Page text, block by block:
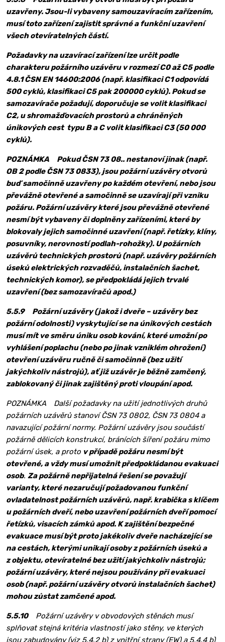
uzavřeny. Jsou-li vybaveny samouzavíracím zařízením,
musí toto zařízení zajistit správné a funkční uzavření
všech otevíratelných částí.
Požadavky na uzavírací zařízení lze určit podle
charakteru požárního uzávěru v rozmezí C0 až C5 podle
4.8.1 ČSN EN 14600:2006 (např. klasifikaci C1 odpovídá
500 cyklů, klasifikaci C5 pak 200000 cyklů). Pokud se
samozavírače požadují, doporučuje se volit klasifikaci
C2, u shromažďovacích prostorů a chráněných
únikových cest typu B a C volit klasifikaci C3 (50 000
cyklů).
POZNÁMKA Pokud ČSN 73 08.. nestanoví jinak (např.
OB 2 podle ČSN 73 0833), jsou požární uzávěry otvorů
buď samočinně uzavřeny po každém otevření, nebo jsou
převážně otevřené a samočinně se uzavírají při vzniku
požáru. Požární uzávěry které jsou převážně otevřené
nesmí být vybaveny či doplněny zařízeními, které by
blokovaly jejich samočinné uzavření (např. řetízky, klíny,
posuvníky, nerovností podlah-rohožky). U požárních
uzávěrů technických prostorů (např. uzávěry požárních
úseků elektrických rozvaděčů, instalačních šachet,
technických komor), se předpokládá jejich trvalé
uzavření (bez samozavíračů apod.)
5.5.9
Požární uzávěry (jakož i dveře – uzávěry bez
požární odolnosti) vyskytující se na únikových cestách
musí mít ve směru úniku osob kování, které umožní po
vyhlášení poplachu (nebo po jinak vzniklém ohrožení)
otevření uzávěru ručně či samočinně (bez užití
jakýchkoliv nástrojů), ať již uzávěr je běžně zamčený,
zablokovaný či jinak zajištěný proti vloupání apod.
POZNÁMKA Další požadavky na užití jednotlivých druhů
požárních uzávěrů stanoví ČSN 73 0802, ČSN 73 0804 a
navazující požární normy. Požární uzávěry jsou součástí
požárně dělicích konstrukcí, bránících šíření požáru mimo
požární úsek, a proto v případě požáru nesmí být
otevřené, a vždy musí umožnit předpokládanou evakuaci
osob. Za požárně nepřijatelná řešení se považují
varianty, které nezaručují požadovanou funkční
ovladatelnost požárních uzávěrů, např. krabička s klíčem
u požárních dveří, nebo uzavření požárních dveří po­mocí
řetízků, visacích zámků apod. K zajištění bezpečné
evakuace musí být proto jakékoliv dveře nacházející se
na cestách, kterými unikají osoby z požárních úseků a
z objektu, otevíratelné bez užití jakýchkoliv nástrojů;
požární uzávěry, které nejsou používány při evakuaci
osob (např. požární uzávěry otvorů instalačních šachet)
mohou zůstat zamčené apod.
5.5.10Požární uzávěry v obvodových stěnách musí
splňovat stejná kritéria vlastností jako stěny, ve kterých